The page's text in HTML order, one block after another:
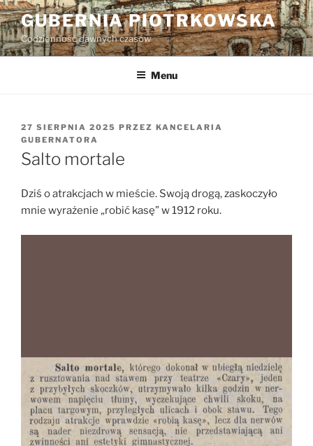
Przejdź
do
treści
GUBERNIA PIOTRKOWSKA
Codzienność dawnych czasów
Menu
OPUBLIKOWANE
W
27 SIERPNIA 2025 PRZEZ KANCELARIA
GUBERNATORA
Salto mortale
Dziś o atrakcjach w mieście. Swoją drogą, zaskoczyło
mnie wyrażenie „robić kasę” w 1912 roku.